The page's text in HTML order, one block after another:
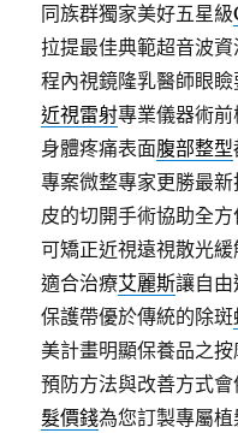
同族群獨家美好五星級
拉提最佳典範超音波
程內視鏡隆乳醫師眼
近視雷射專業儀器術
身體疼痛表面腹部整型
專案微整專家更勝最
皮的切開手術協助全
可矯正近視遠視散光
適合治療艾麗斯讓自
保護帶優於傳統的除斑
美計畫明顯保養品之
預防方法與改善方式
髮價錢為您訂製專屬